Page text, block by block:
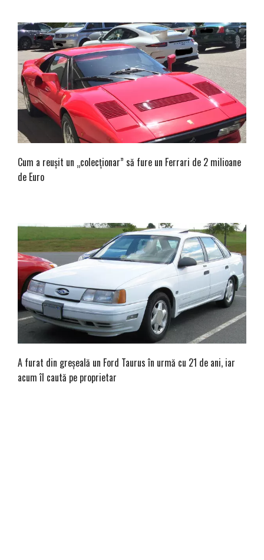
Cum a reușit un „colecționar” să fure un Ferrari de 2 milioane
de Euro
A furat din greșeală un Ford Taurus în urmă cu 21 de ani, iar
acum îl caută pe proprietar